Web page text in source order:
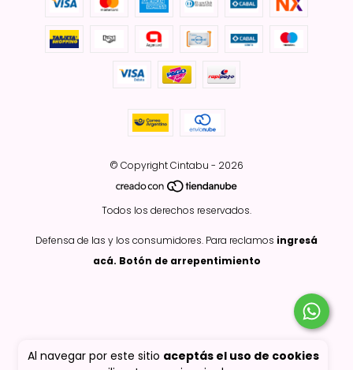
Al navegar por este sitio aceptás el uso de cookies
© Copyright Cintabu - 2026
Todos los derechos reservados.
Defensa de las y los consumidores. Para reclamos ingresá
acá. Botón de arrepentimiento